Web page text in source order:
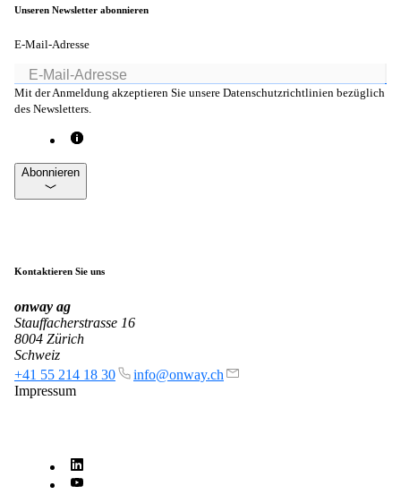
Unseren Newsletter abonnieren
E-Mail-Adresse
Mit der Anmeldung akzeptieren Sie unsere Datenschutzrichtlinien bezüglich
des Newsletters.
Abonnieren
Kontaktieren Sie uns
onway ag
Stauffacherstrasse 16
8004 Zürich
Schweiz
+41 55 214 18 30
info@onway.ch
Impressum